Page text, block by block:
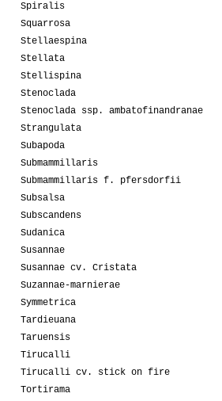
Spiralis
Squarrosa
Stellaespina
Stellata
Stellispina
Stenoclada
Stenoclada ssp. ambatofinandranae
Strangulata
Subapoda
Submammillaris
Submammillaris f. pfersdorfii
Subsalsa
Subscandens
Sudanica
Susannae
Susannae cv. Cristata
Suzannae-marnierae
Symmetrica
Tardieuana
Taruensis
Tirucalli
Tirucalli cv. stick on fire
Tortirama